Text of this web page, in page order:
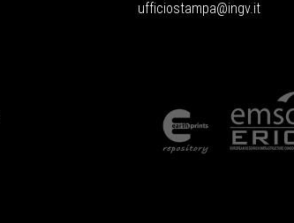
ufficiostampa@ingv.it